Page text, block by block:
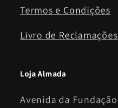
Termos e Condições
Livro de Reclamações
Loja Almada
Avenida da Fundação